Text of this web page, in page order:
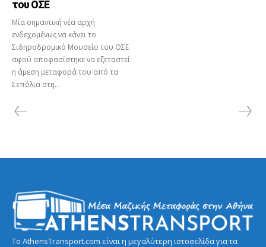
του ΟΣΕ
Μία σημαντική νέα αρχή
ενδεχομένως να κάνει το
Σιδηροδρομικό Μουσείο του ΟΣΕ
αφού αποφασίστηκε να εξεταστεί
η άμεση μεταφορά του από τα
Σεπόλια στη...
Το AthensTransport.com είναι η μεγαλύτερη ιστοσελίδα για τα